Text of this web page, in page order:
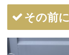
その前に